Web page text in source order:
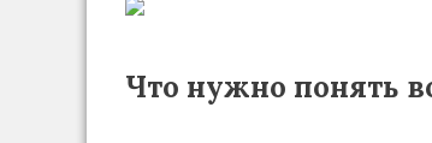
Что нужно понять